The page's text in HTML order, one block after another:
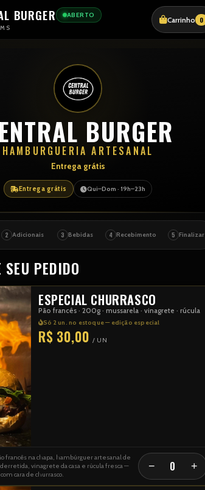
BURGER ABERTO Carrinho 0
BURGER
HAMBURGUERIA ARTESANAL
Entrega grátis
Entrega grátis Qui–Dom · 19h–23h
2 Adicionais 3 Bebidas 4 Recebimento 5 Finalizar
SEU PEDIDO
ESPECIAL CHURRASCO
Pão francês · 200g · mussarela · vinagrete · rúcula
Só 2 un. no estoque — edição especial
R$ 30,00/ UN
francês na chapa, hambúrguer artesanal de
vinagrete da casa e rúcula fresca —
cara de churrasco.
− 0 +